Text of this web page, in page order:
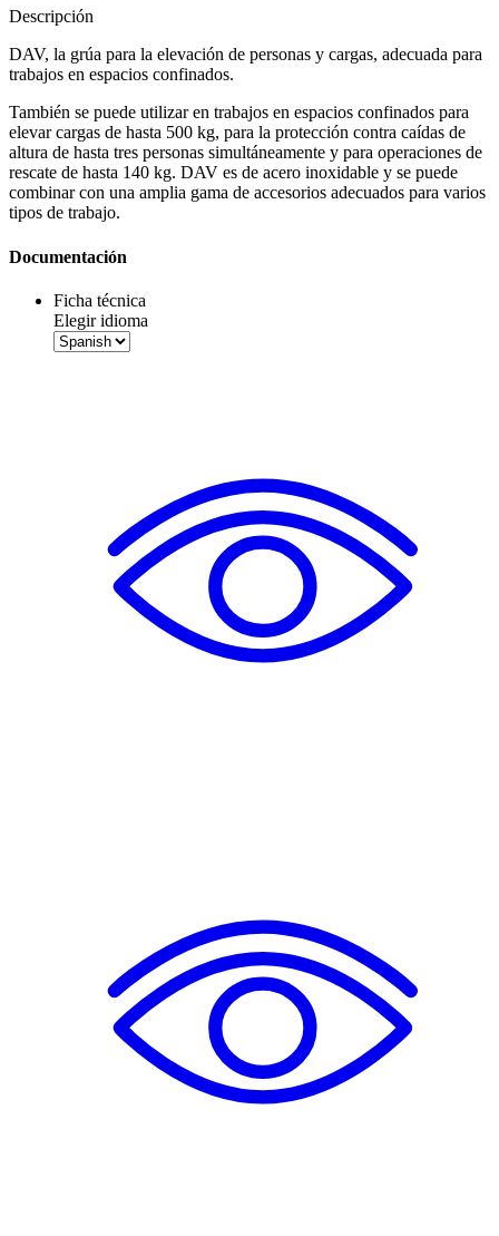
Descripción
DAV, la grúa para la elevación de personas y cargas, adecuada para
trabajos en espacios confinados.
También se puede utilizar en trabajos en espacios confinados para
elevar cargas de hasta 500 kg, para la protección contra caídas de
altura de hasta tres personas simultáneamente y para operaciones de
rescate de hasta 140 kg. DAV es de acero inoxidable y se puede
combinar con una amplia gama de accesorios adecuados para varios
tipos de trabajo.
Documentación
Ficha técnica
Elegir idioma